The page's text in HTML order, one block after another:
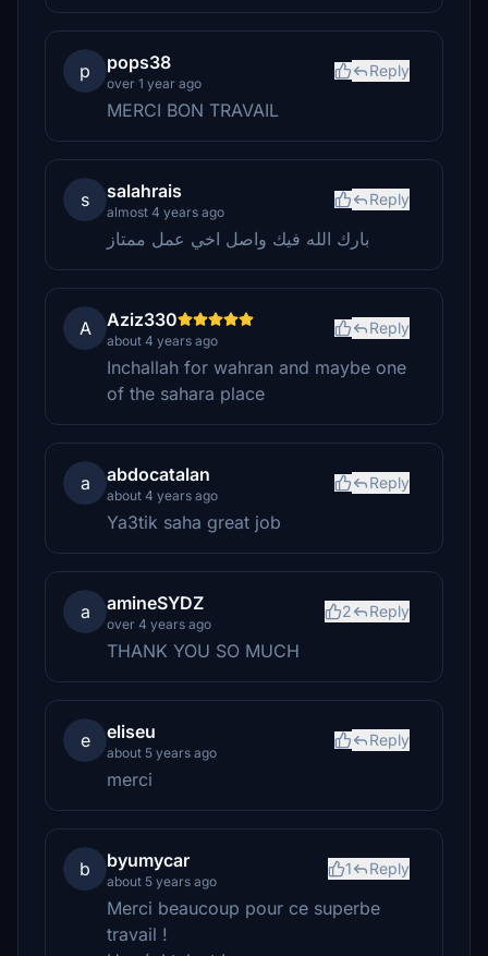
p pops38
over 1 year ago
Reply
MERCI BON TRAVAIL
s salahrais
almost 4 years ago
Reply
بارك الله فيك واصل اخي عمل ممتاز
A Aziz330
about 4 years ago
Reply
Inchallah for wahran and maybe one
of the sahara place
a abdocatalan
about 4 years ago
Reply
Ya3tik saha great job
a amineSYDZ
over 4 years ago
2 Reply
THANK YOU SO MUCH
e eliseu
about 5 years ago
Reply
merci
b byumycar
about 5 years ago
1 Reply
Merci beaucoup pour ce superbe
travail !